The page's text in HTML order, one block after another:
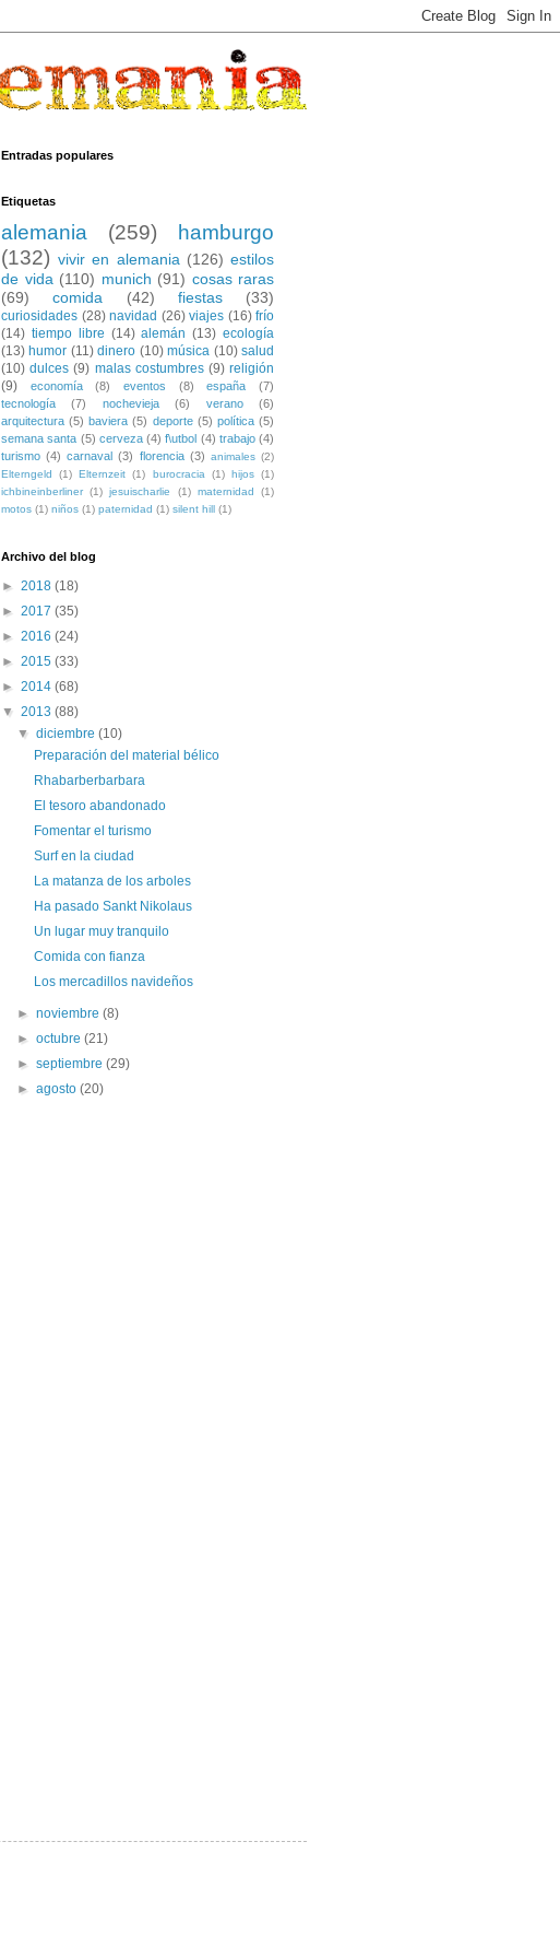
Entradas populares
Etiquetas
alemania (259)
hamburgo
(132) vivir en alemania (126) estilos
de vida (110) munich (91) cosas raras
(69)
comida (42) fiestas (33)
curiosidades (28) navidad (26) viajes (16) frío
(14) tiempo libre (14) alemán (13) ecología
(13) humor (11) dinero (10) música (10) salud
(10) dulces (9) malas costumbres (9) religión
(9)
economía (8) eventos (8) españa
(7)
tecnología
(7) nochevieja (6) verano
(6)
arquitectura (5) baviera (5) deporte (5) política (5)
semana santa (5) cerveza (4) f\utbol (4) trabajo (4)
turismo (4) carnaval (3) florencia (3) animales (2)
Elterngeld
(1) Elternzeit (1) burocracia (1) hijos (1)
ichbineinberliner (1) jesuischarlie (1) maternidad
(1)
motos (1) niños (1) paternidad (1) silent hill (1)
Archivo del blog
► 2018 (18)
► 2017 (35)
► 2016 (24)
► 2015 (33)
► 2014 (68)
▼ 2013 (88)
▼diciembre(10)
Preparación del material bélico
Rhabarberbarbara
El tesoro abandonado
Fomentar el turismo
Surf en la ciudad
La matanza de los arboles
Ha pasado Sankt Nikolaus
Un lugar muy tranquilo
Comida con fianza
Los mercadillos navideños
►noviembre(8)
►octubre(21)
►septiembre(29)
►agosto(20)